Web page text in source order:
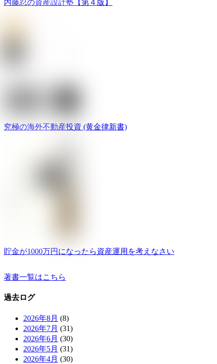
内藤忍の資産設計塾【第４版】
究極の海外不動産投資 (黄金律新書)
貯金が1000万円になったら資産運用を考えなさい
著書一覧はこちら
過去ログ
2026年8月 (8)
2026年7月 (31)
2026年6月 (30)
2026年5月 (31)
2026年4月 (30)